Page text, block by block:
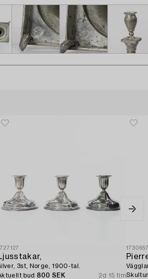
3st, Norge, 1900-tal.
bud 800 SEK
2d 15 tim